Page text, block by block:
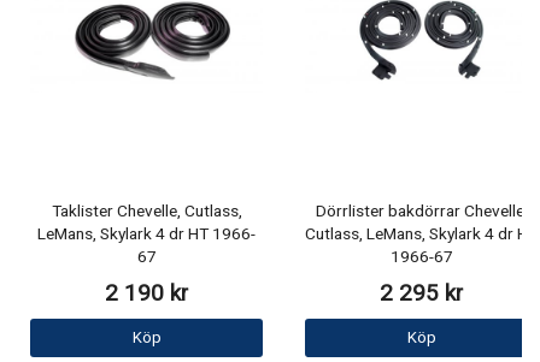
Taklister Chevelle, Cutlass,
LeMans, Skylark 4 dr HT 1966-
67
2 190 kr
Köp
Dörrlister bakdörrar Chevelle,
Cutlass, LeMans, Skylark 4 dr HT
1966-67
2 295 kr
Köp